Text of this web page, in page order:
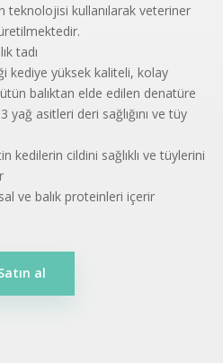
teknolojisi kullanılarak veteriner
tadı
kediye yüksek kaliteli, kolay
balıktan elde edilen denatüre
asitleri deri sağlığını ve tüy
kedilerin cildini sağlıklı ve tüylerini
ve balık proteinleri içerir
al